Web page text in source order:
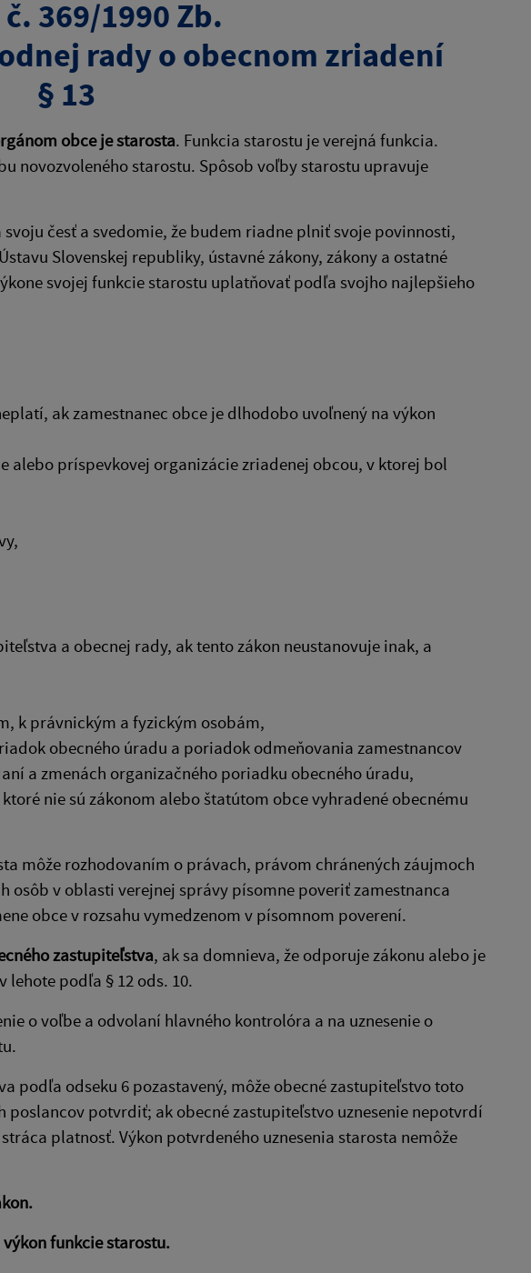
369/1990 Zb.
rady o obecnom zriadení
§ 13
obce je starosta. Funkcia starostu je verejná funkcia.
novozvoleného starostu. Spôsob voľby starostu upravuje
česť a svedomie, že budem riadne plniť svoje povinnosti,
Slovenskej republiky, ústavné zákony, zákony a ostatné
svojej funkcie starostu uplatňovať podľa svojho najlepšieho
ak zamestnanec obce je dlhodobo uvoľnený na výkon
alebo príspevkovej organizácie zriadenej obcou, v ktorej bol
a obecnej rady, ak tento zákon neustanovuje inak, a
k právnickým a fyzickým osobám,
obecného úradu a poriadok odmeňovania zamestnancov
a zmenách organizačného poriadku obecného úradu,
nie sú zákonom alebo štatútom obce vyhradené obecnému
môže rozhodovaním o právach, právom chránených záujmoch
osôb v oblasti verejnej správy písomne poveriť zamestnanca
obce v rozsahu vymedzenom v písomnom poverení.
zastupiteľstva, ak sa domnieva, že odporuje zákonu alebo je
lehote podľa § 12 ods. 10.
o voľbe a odvolaní hlavného kontrolóra a na uznesenie o
podľa odseku 6 pozastavený, môže obecné zastupiteľstvo toto
poslancov potvrdiť; ak obecné zastupiteľstvo uznesenie nepotvrdí
platnosť. Výkon potvrdeného uznesenia starosta nemôže
funkcie starostu.